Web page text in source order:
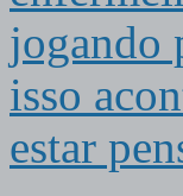
jogando
isso
estar